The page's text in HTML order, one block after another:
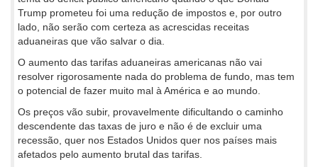
Trump prometeu foi uma redução de impostos e, por outro
lado, não serão com certeza as acrescidas receitas
aduaneiras que vão salvar o dia.
O aumento das tarifas aduaneiras americanas não vai
resolver rigorosamente nada do problema de fundo, mas tem
o potencial de fazer muito mal à América e ao mundo.
Os preços vão subir, provavelmente dificultando o caminho
descendente das taxas de juro e não é de excluir uma
recessão, quer nos Estados Unidos quer nos países mais
afetados pelo aumento brutal das tarifas.